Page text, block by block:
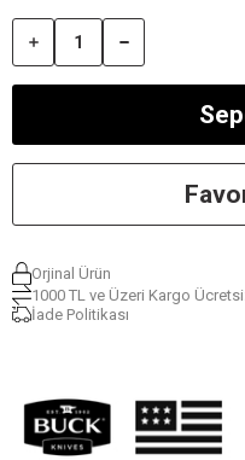
Orjinal Ürün
1000 TL ve Üzeri Kargo
İade Politikası